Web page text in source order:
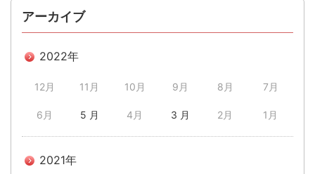
アーカイブ
2022年
12月 11月 10月 9月 8月 7月
6月 5 月 4月 3 月 2月 1月
2021年